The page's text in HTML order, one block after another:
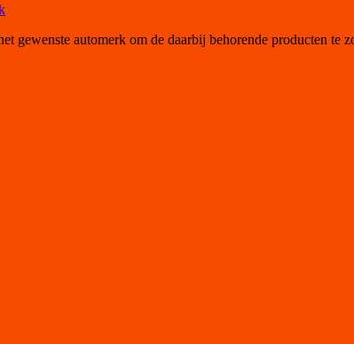
gewenste automerk om de daarbij behorende producten